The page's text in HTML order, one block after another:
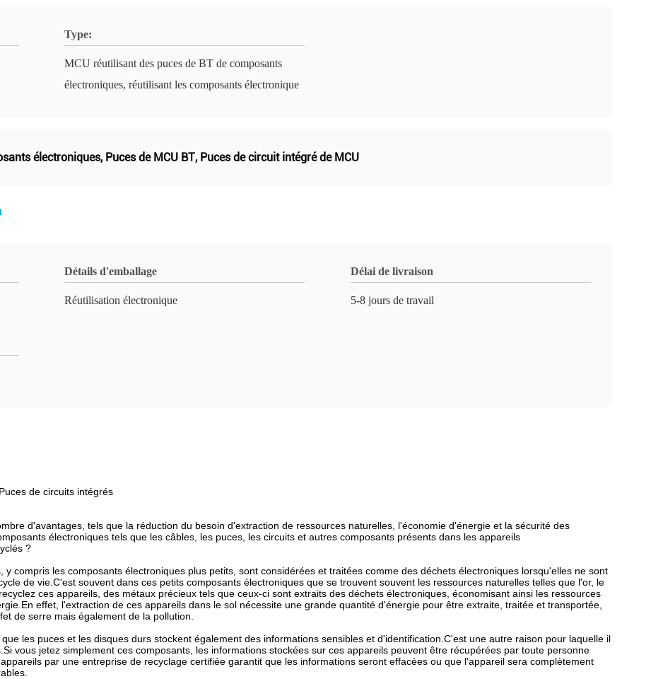
Type:
MCU réutilisant des puces de BT de composants
électroniques, réutilisant les composants électronique
électroniques, Puces de MCU BT, Puces de circuit intégré de MCU
Détails d'emballage
Réutilisation électronique
Délai de livraison
5-8 jours de travail
de circuits intégrés
d'avantages, tels que la réduction du besoin d'extraction de ressources naturelles, l'économie d'énergie et la sécurité des
électroniques tels que les câbles, les puces, les circuits et autres composants présents dans les appareils
?
compris les composants électroniques plus petits, sont considérées et traitées comme des déchets électroniques lorsqu'elles ne sont
de vie.C'est souvent dans ces petits composants électroniques que se trouvent souvent les ressources naturelles telles que l'or, le
ces appareils, des métaux précieux tels que ceux-ci sont extraits des déchets électroniques, économisant ainsi les ressources
effet, l'extraction de ces appareils dans le sol nécessite une grande quantité d'énergie pour être extraite, traitée et transportée,
de serre mais également de la pollution.
les puces et les disques durs stockent également des informations sensibles et d'identification.C'est une autre raison pour laquelle il
vous jetez simplement ces composants, les informations stockées sur ces appareils peuvent être récupérées par toute personne
par une entreprise de recyclage certifiée garantit que les informations seront effacées ou que l'appareil sera complètement